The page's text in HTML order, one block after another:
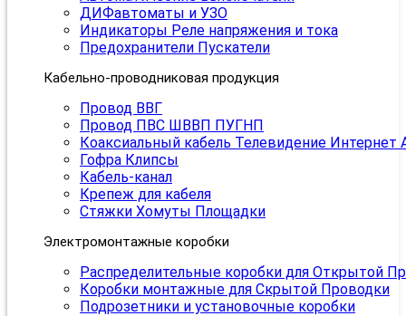
ДИФавтоматы и УЗО
Индикаторы Реле напряжения и тока
Предохранители Пускатели
Кабельно-проводниковая продукция
Провод ВВГ
Провод ПВС ШВВП ПУГНП
Коаксиальный кабель Телевидение Интернет
Гофра Клипсы
Кабель-канал
Крепеж для кабеля
Стяжки Хомуты Площадки
Электромонтажные коробки
Распределительные коробки для Открытой
Коробки монтажные для Скрытой Проводки
Подрозетники и установочные коробки